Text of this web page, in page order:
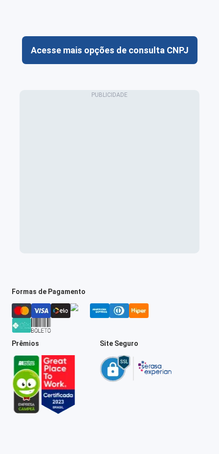
Acesse mais opções de consulta CNPJ
Formas de Pagamento
Prêmios Site Seguro